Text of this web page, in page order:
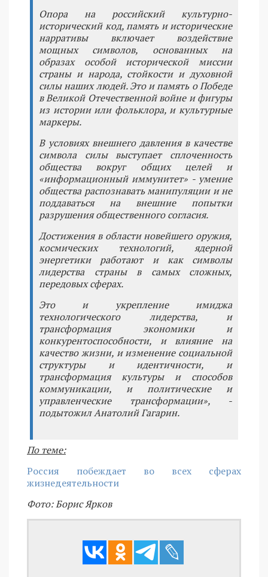
Опора на российский культурно-
исторический код, память и исторические
нарративы включает воздействие
мощных символов, основанных на
образах особой исторической миссии
страны и народа, стойкости и духовной
силы наших людей. Это и память о Победе
в Великой Отечественной войне и фигуры
из истории или фольклора, и культурные
маркеры.
В условиях внешнего давления в качестве
символа силы выступает сплоченность
общества вокруг общих целей и
«информационный иммунитет» - умение
общества распознавать манипуляции и не
поддаваться на внешние попытки
разрушения общественного согласия.
Достижения в области новейшего оружия,
космических технологий, ядерной
энергетики работают и как символы
лидерства страны в самых сложных,
передовых сферах.
Это и укрепление имиджа
технологического лидерства, и
трансформация экономики и
конкурентоспособности, и влияние на
качество жизни, и изменение социальной
структуры и идентичности, и
трансформация культуры и способов
коммуникации, и политические и
управленческие трансформации», -
подытожил Анатолий Гагарин.
По теме:
Россия побеждает во всех сферах
жизнедеятельности
Фото: Борис Ярков